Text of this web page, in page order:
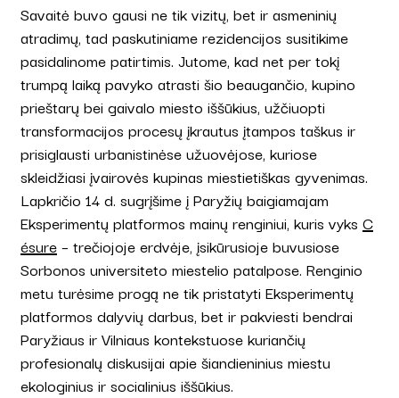
Savaitė buvo gausi ne tik vizitų, bet ir asmeninių
atradimų, tad paskutiniame rezidencijos susitikime
pasidalinome patirtimis. Jutome, kad net per tokį
trumpą laiką pavyko atrasti šio beaugančio, kupino
prieštarų bei gaivalo miesto iššūkius, užčiuopti
transformacijos procesų įkrautus įtampos taškus ir
prisiglausti urbanistinėse užuovėjose, kuriose
skleidžiasi įvairovės kupinas miestietiškas gyvenimas.
Lapkričio 14 d. sugrįšime į Paryžių baigiamajam
Eksperimentų platformos mainų renginiui, kuris vyks C
ésure– trečiojoje erdvėje, įsikūrusioje buvusiose
Sorbonos universiteto miestelio patalpose. Renginio
metu turėsime progą ne tik pristatyti Eksperimentų
platformos dalyvių darbus, bet ir pakviesti bendrai
Paryžiaus ir Vilniaus kontekstuose kuriančių
profesionalų diskusijai apie šiandieninius miestu
ekologinius ir socialinius iššūkius.